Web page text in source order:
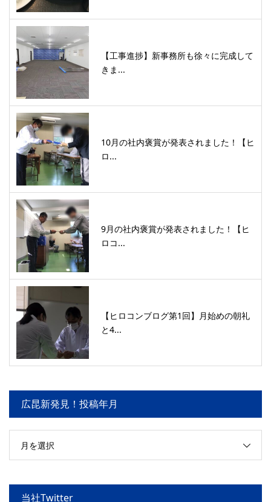
【工事進捗】新事務所も徐々に完成して
きま...
10月の社内褒賞が発表されました！【ヒ
ロ...
9月の社内褒賞が発表されました！【ヒ
ロコ...
【ヒロコンブログ第1回】月始めの朝礼
と4...
広昆新発見！投稿年月
月を選択
当社Twitter